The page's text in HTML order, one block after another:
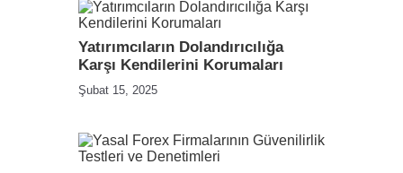
Yatırımcıların Dolandırıcılığa
Karşı Kendilerini Korumaları
Şubat 15, 2025